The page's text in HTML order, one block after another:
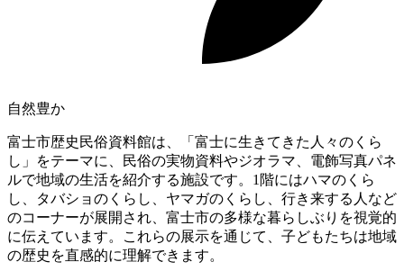
自然豊か
富士市歴史民俗資料館は、「富士に生きてきた人々のくら
し」をテーマに、民俗の実物資料やジオラマ、電飾写真パネ
ルで地域の生活を紹介する施設です。1階にはハマのくら
し、タバショのくらし、ヤマガのくらし、行き来する人など
のコーナーが展開され、富士市の多様な暮らしぶりを視覚的
に伝えています。これらの展示を通じて、子どもたちは地域
の歴史を直感的に理解できます。